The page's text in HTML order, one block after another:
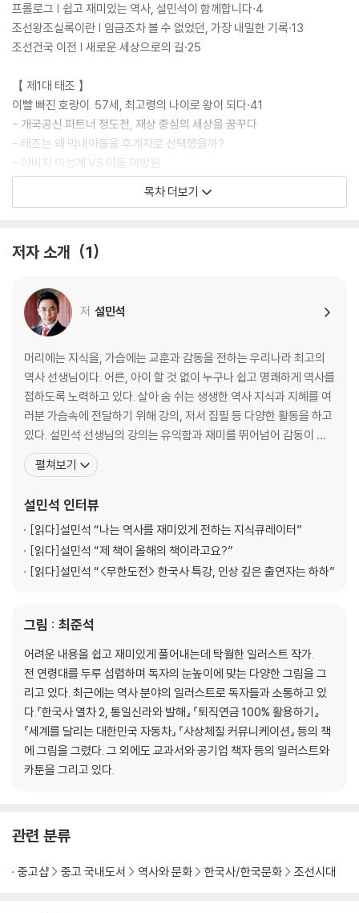
프롤로그 | 쉽고 재미있는 역사, 설민석이 함께합니다·4
조선왕조실록이란 | 임금조차 볼 수 없었던, 가장 내밀한 기록·13
조선건국 이전 | 새로운 세상으로의 길·25
【 제1대 태조 】
이빨 빠진 호랑이. 57세, 최고령의 나이로 왕이 되다·41
- 개국공신 파트너 정도전, 재상 중심의 세상을 꿈꾸다
- 태조는 왜 막내아들을 후계자로 선택했을까?
- 아버지 이성계 VS 아들 이방원
- 동생 이방원(태종)을 ‘왕세자’로 선언하다
【 제3대 태종 】
진짜 호랑이. 조선 유일! 과거에 합격한 임금? 왕권을 강화하다!·77
- 피로 잡은 왕좌, 참된 왕권을 선보이다
- 자발적인 의지로 왕위에서 내려온 유일한 임금
【 제4대 세종 】
위대한 호랑이. 백성의, 백성에 의한, 백성을 위한 임금·101
- 노력하는 천재, 세종!
- 행복한 백성들 뒤에는 뼈 빠지게 고생하는 신하들이 있었다?!
【 제5대 문종 】
피곤한 호랑이. 세자만 30년, 아버지 세종을 쏙 닮은 임금·139
- 문종(文宗)은 사실 무종(武宗)이어야 했다?!
【 제6대 단종 】
- 단종이 고명대신에게 의지할 수밖에 없었던 이유
- 수양대군, 조카인 어린 왕에게 칼을 겨누다!
【 제7대 세조 】
무서운 호랑이. 피로써 이룬 세조의 ‘왕권 강화’·165
- 모사꾼 한명회, 수양대군을 왕으로 만들기 위해 살생부를 만들다
- 형제와 조카를 죽이고 이룩한 왕권 강화
【 제8대 예종 】
- 아버지 세조처럼 왕권강화를 꿈꿨던 임금
목차 더보기
저자 소개 1
저 설민석
머리에는 지식을, 가슴에는 교훈과 감동을 전하는 우리나라 최고의
역사 선생님이다. 어른, 아이 할 것 없이 누구나 쉽고 명쾌하게 역사를
접하도록 노력하고 있다. 살아 숨 쉬는 생생한 역사 지식과 지혜를 여
러분 가슴속에 전달하기 위해 강의, 저서 집필 등 다양한 활동을 하고
있다. 설민석 선생님의 강의는 유익함과 재미를 뛰어넘어 감동이 있
다. 사람들이 원하는 메시지, 대중들에게 꼭 필요한 지식을 한국사와
접목하여 남녀노소 누구나 이해하기 쉽게 전달한다. ‘한국사는 지루
운 콘텐츠로 인식된다. 20년 이상을 수험생들을
펼쳐보기
설민석 인터뷰
[읽다]설민석 “나는 역사를 재미있게 전하는 지식큐레이터”
[읽다]설민석 “제 책이 올해의 책이라고요?”
[읽다]설민석 “<무한도전> 한국사 특강, 인상 깊은 출연자는 하하”
그림 : 최준석
어려운 내용을 쉽고 재미있게 풀어내는데 탁월한 일러스트 작가.
전 연령대를 두루 섭렵하며 독자의 눈높이에 맞는 다양한 그림을 그
리고 있다. 최근에는 역사 분야의 일러스트로 독자들과 소통하고 있
다.『한국사 열차 2, 통일신라와 발해』 『퇴직연금 100% 활용하기』
『세계를 달리는 대한민국 자동차』 『사상체질 커뮤니케이션』 등의 책
에 그림을 그렸다. 그 외에도 교과서와 공기업 책자 등의 일러스트와
카툰을 그리고 있다.
관련 분류
중고샵 중고 국내도서 역사와 문화 한국사/한국문화 조선시대